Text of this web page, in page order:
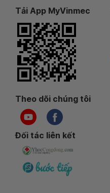
Tải App MyVinmec
Theo dõi chúng tôi
Đối tác liên kết